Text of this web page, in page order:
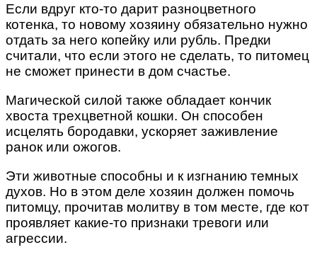
Если вдруг кто-то дарит разноцветного
котенка, то новому хозяину обязательно нужно
отдать за него копейку или рубль. Предки
считали, что если этого не сделать, то питомец
не сможет принести в дом счастье.
Магической силой также обладает кончик
хвоста трехцветной кошки. Он способен
исцелять бородавки, ускоряет заживление
ранок или ожогов.
Эти животные способны и к изгнанию темных
духов. Но в этом деле хозяин должен помочь
питомцу, прочитав молитву в том месте, где кот
проявляет какие-то признаки тревоги или
агрессии.